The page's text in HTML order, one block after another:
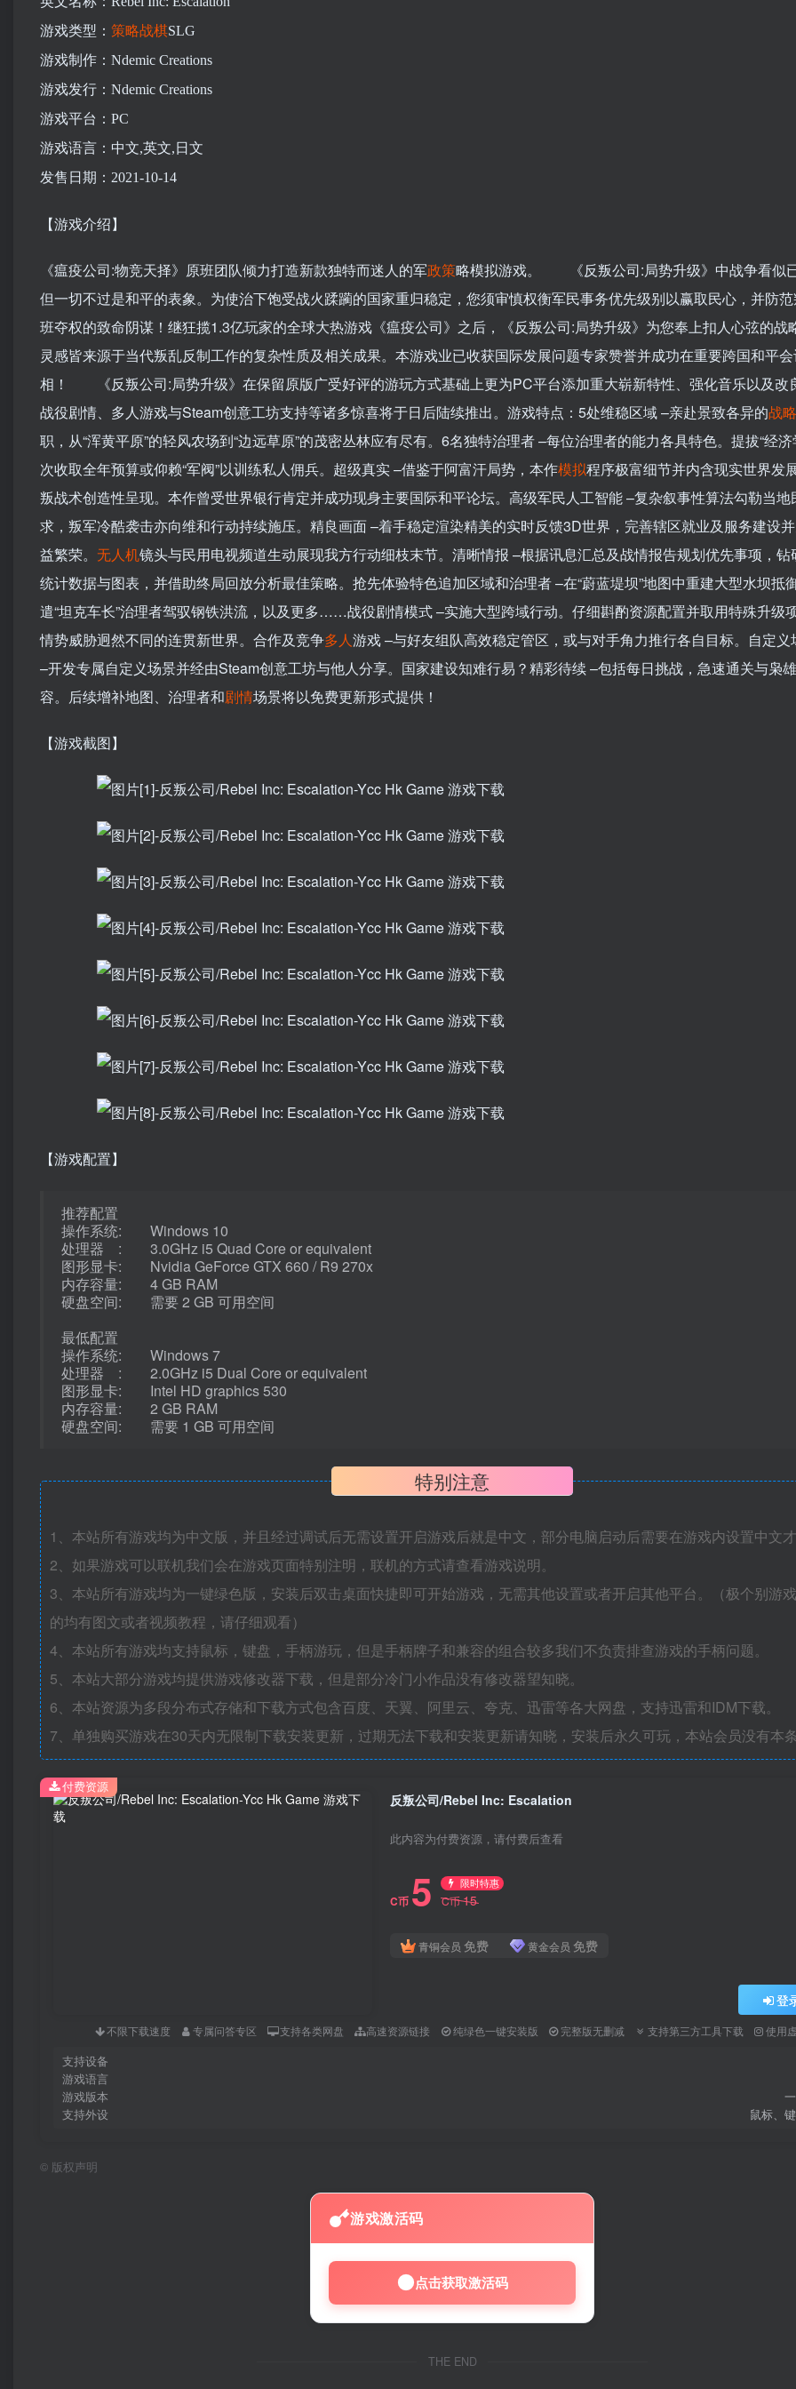
游戏类型： 策略战棋SLG
游戏制作：Ndemic Creations
游戏发行：Ndemic Creations
游戏平台：PC
游戏语言：中文,英文,日文
发售日期：2021-10-14
【游戏介绍】
《瘟疫公司:物竞天择》原班团队倾力打造新款独特而迷人的军政策略模拟游戏。 《反叛公司:局势升级》中战争看似已
但一切不过是和平的表象。为使治下饱受战火蹂躏的国家重归稳定，您须审慎权衡军民事务优先级别以赢取民心，并防
班夺权的致命阴谋！继狂揽1.3亿玩家的全球大热游戏《瘟疫公司》之后，《反叛公司:局势升级》为您奉上扣人心弦的战
灵感皆来源于当代叛乱反制工作的复杂性质及相关成果。本游戏业已收获国际发展问题专家赞誉并成功在重要跨国和平
相！ 《反叛公司:局势升级》在保留原版广受好评的游玩方式基础上更为PC平台添加重大崭新特性、强化音乐以及改
战役剧情、多人游戏与Steam创意工坊支持等诸多惊喜将于日后陆续推出。游戏特点：5处维稳区域 –亲赴景致各异的战略
职，从“浑黄平原”的轻风农场到“边远草原”的茂密丛林应有尽有。6名独特治理者 –每位治理者的能力各具特色。提拔“经济
次收取全年预算或仰赖“军阀”以训练私人佣兵。超级真实 –借鉴于阿富汗局势，本作模拟程序极富细节并内含现实世界发
叛战术创造性呈现。本作曾受世界银行肯定并成功现身主要国际和平论坛。高级军民人工智能 –复杂叙事性算法勾勒当地
求，叛军冷酷袭击亦向维和行动持续施压。精良画面 –着手稳定渲染精美的实时反馈3D世界，完善辖区就业及服务建设
益繁荣。 无人机镜头与民用电视频道生动展现我方行动细枝末节。清晰情报 –根据讯息汇总及战情报告规划优先事项，钻
统计数据与图表，并借助终局回放分析最佳策略。抢先体验特色追加区域和治理者 –在“蔚蓝堤坝”地图中重建大型水坝抵
遣“坦克车长”治理者驾驭钢铁洪流，以及更多……战役剧情模式 –实施大型跨域行动。仔细斟酌资源配置并取用特殊升级
情势威胁迥然不同的连贯新世界。合作及竞争多人游戏 –与好友组队高效稳定管区，或与对手角力推行各自目标。自定义
–开发专属自定义场景并经由Steam创意工坊与他人分享。国家建设知难行易？精彩待续 –包括每日挑战，急速通关与枭
容。后续增补地图、治理者和剧情场景将以免费更新形式提供！
【游戏截图】
【游戏配置】
推荐配置
操作系统: Windows 10
处理器 : 3.0GHz i5 Quad Core or equivalent
图形显卡: Nvidia GeForce GTX 660 / R9 270x
内存容量: 4 GB RAM
硬盘空间: 需要 2 GB 可用空间
最低配置
操作系统: Windows 7
处理器 : 2.0GHz i5 Dual Core or equivalent
图形显卡: Intel HD graphics 530
内存容量: 2 GB RAM
硬盘空间: 需要 1 GB 可用空间
特别注意
1、本站所有游戏均为中文版，并且经过调试后无需设置开启游戏后就是中文，部分电脑启动后需要在游戏内设置中文才
2、如果游戏可以联机我们会在游戏页面特别注明，联机的方式请查看游戏说明。
3、本站所有游戏均为一键绿色版，安装后双击桌面快捷即可开始游戏，无需其他设置或者开启其他平台。（极个别游
的均有图文或者视频教程，请仔细观看）
4、本站所有游戏均支持鼠标，键盘，手柄游玩，但是手柄牌子和兼容的组合较多我们不负责排查游戏的手柄问题。
5、本站大部分游戏均提供游戏修改器下载，但是部分冷门小作品没有修改器望知晓。
6、本站资源为多段分布式存储和下载方式包含百度、天翼、阿里云、夸克、迅雷等各大网盘，支持迅雷和IDM下载。
7、单独购买游戏在30天内无限制下载安装更新，过期无法下载和安装更新请知晓，安装后永久可玩，本站会员没有本条
反叛公司/Rebel Inc: Escalation
此内容为付费资源，请付费后查看
C币 5 限时特惠
C币15
青铜会员 免费 黄金会员 免费
登
不限下载速度 专属问答专区 支持各类网盘 高速资源链接 纯绿色一键安装版 完整版无删减 支持第三方工具下载 使用
支持设备
游戏语言
游戏版本
支持外设
鼠标、
付费资源
© 版权声明
游戏激活码
点击获取激活码
THE END